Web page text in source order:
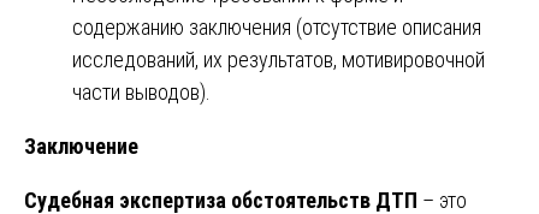
содержанию заключения (отсутствие описания
исследований, их результатов, мотивировочной
части выводов).
Заключение
Судебная экспертиза обстоятельств ДТП – это